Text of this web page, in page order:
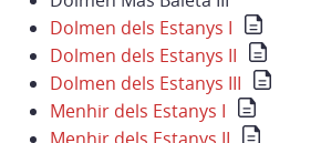
Dolmen dels Estanys I
Dolmen dels Estanys II
Dolmen dels Estanys III
Menhir dels Estanys I